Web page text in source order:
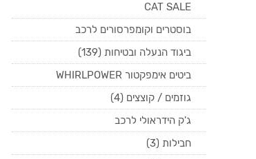
CAT SALE
בוסטרים וקומפרסורים לרכב
ביגוד הנעלה ובטיחות (139)
ביטים אימפקטור WHIRLPOWER
גוזמים / קוצצים (4)
ג'ק הידראולי לרכב
חבילות (3)